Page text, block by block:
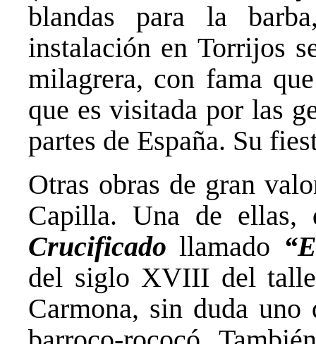
blandas para la
instalación en Torrijos
milagrera, con fama
que es visitada por las
partes de España. Su
Otras obras de gran
Capilla. Una de
Crucificado llamado
del siglo XVIII del
Carmona, sin duda